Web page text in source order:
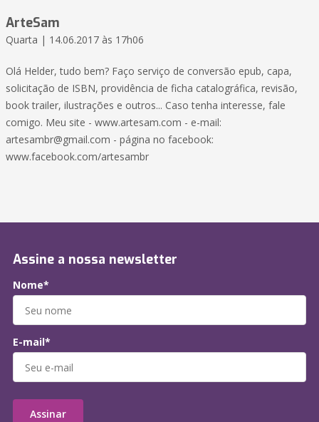
ArteSam
Quarta | 14.06.2017 às 17h06
Olá Helder, tudo bem? Faço serviço de conversão epub, capa,
solicitação de ISBN, providência de ficha catalográfica, revisão,
book trailer, ilustrações e outros... Caso tenha interesse, fale
comigo. Meu site - www.artesam.com - e-mail:
artesambr@gmail.com - página no facebook:
www.facebook.com/artesambr
Assine a nossa newsletter
Nome*
E-mail*
Assinar